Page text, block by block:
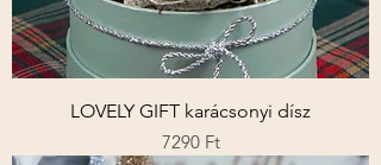
LOVELY GIFT karácsonyi dísz
Ár
7290 Ft